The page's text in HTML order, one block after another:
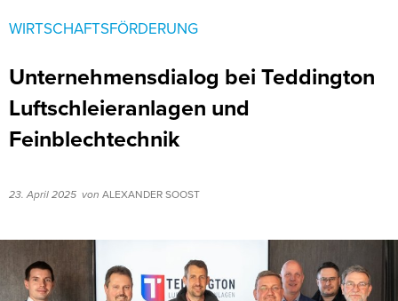
WIRTSCHAFTSFÖRDERUNG
Unternehmensdialog bei Teddington
Luftschleieranlagen und
Feinblechtechnik
23. April 2025 von ALEXANDER SOOST